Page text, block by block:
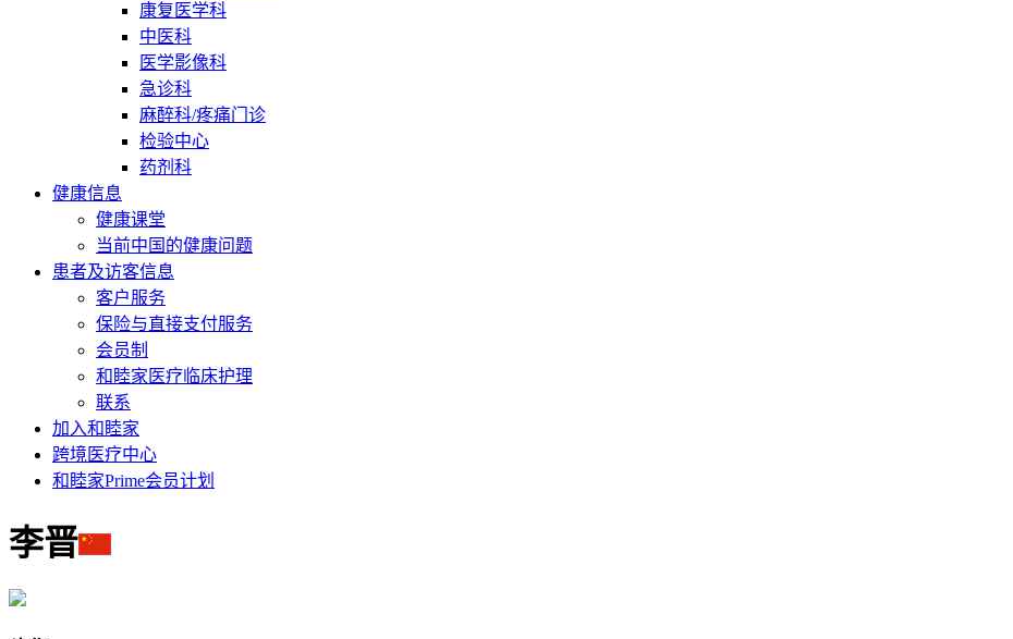
康复医学科
中医科
医学影像科
急诊科
麻醉科/疼痛门诊
检验中心
药剂科
健康信息
健康课堂
当前中国的健康问题
患者及访客信息
客户服务
保险与直接支付服务
会员制
和睦家医疗临床护理
联系
加入和睦家
跨境医疗中心
和睦家Prime会员计划
李晋